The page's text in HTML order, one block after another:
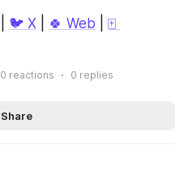
🐦 X 🍀 Web
🀄
0 reactions 0 replies
Share